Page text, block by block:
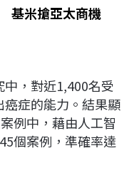
基米搶亞太商機
，對近1,400名受
症的能力。結果顯
例中，藉由人工智
個案例，準確率達